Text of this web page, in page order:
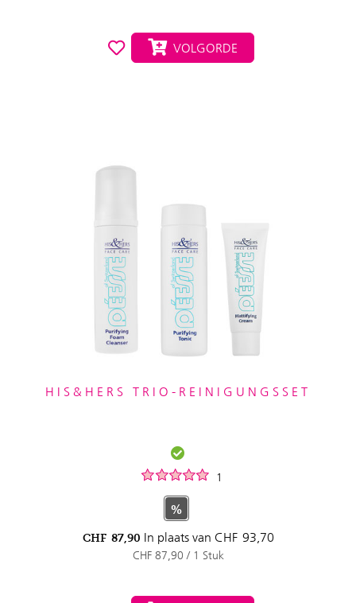
VOLGORDE
HIS&HERS TRIO-REINIGUNGSSET
1
%
CHF 87,90 In plaats van CHF 93,70
CHF 87,90 / 1 Stuk